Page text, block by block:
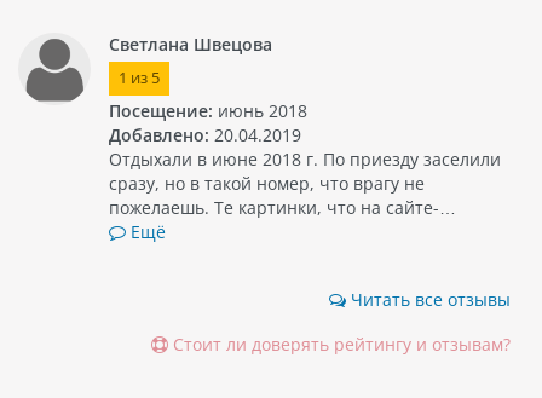
Светлана Швецова
1 из 5
Посещение: июнь 2018
Добавлено: 20.04.2019
Отдыхали в июне 2018 г. По приезду заселили
сразу, но в такой номер, что врагу не
пожелаешь. Те картинки, что на сайте-…
Ещё
Читать все отзывы
Стоит ли доверять рейтингу и отзывам?